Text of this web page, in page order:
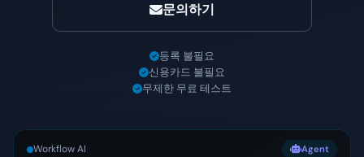
문의하기
등록 불필요
신용카드 불필요
무제한 무료 테스트
Workflow AI Agent